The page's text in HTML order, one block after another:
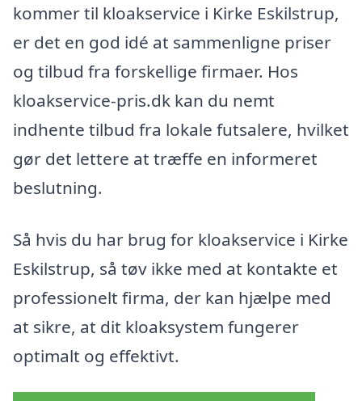
kommer til kloakservice i Kirke Eskilstrup,
er det en god idé at sammenligne priser
og tilbud fra forskellige firmaer. Hos
kloakservice-pris.dk kan du nemt
indhente tilbud fra lokale futsalere, hvilket
gør det lettere at træffe en informeret
beslutning.
Så hvis du har brug for kloakservice i Kirke
Eskilstrup, så tøv ikke med at kontakte et
professionelt firma, der kan hjælpe med
at sikre, at dit kloaksystem fungerer
optimalt og effektivt.